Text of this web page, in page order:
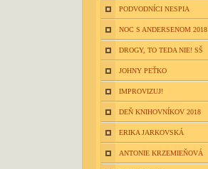
PODVODNÍCI NESPIA
NOC S ANDERSENOM 2018
DROGY, TO TEDA NIE! SŠ
JOHNY PEŤKO
IMPROVIZUJ!
DEŇ KNIHOVNÍKOV 2018
ERIKA JARKOVSKÁ
ANTONIE KRZEMIEŇOVÁ